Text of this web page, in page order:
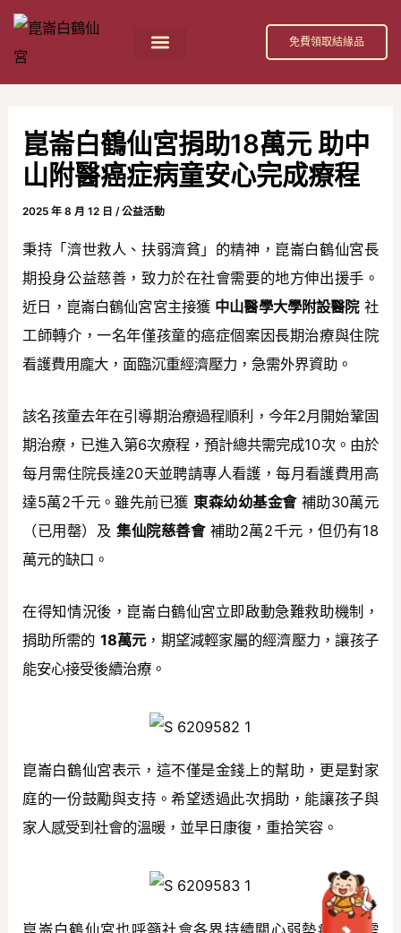
免費領取結緣品
崑崙白鶴仙宮捐助18萬元 助中
山附醫癌症病童安心完成療程
2025 年 8 月 12 日/公益活動
秉持「濟世救人、扶弱濟貧」的精神，崑崙白鶴仙宮長
期投身公益慈善，致力於在社會需要的地方伸出援手。
近日，崑崙白鶴仙宮宮主接獲 中山醫學大學附設醫院社
工師轉介，一名年僅孩童的癌症個案因長期治療與住院
看護費用龐大，面臨沉重經濟壓力，急需外界資助。
該名孩童去年在引導期治療過程順利，今年2月開始鞏固
期治療，已進入第6次療程，預計總共需完成10次。由於
每月需住院長達20天並聘請專人看護，每月看護費用高
達5萬2千元。雖先前已獲 東森幼幼基金會補助30萬元
（已用罄）及集仙院慈善會補助2萬2千元，但仍有18
萬元的缺口。
在得知情況後，崑崙白鶴仙宮立即啟動急難救助機制，
捐助所需的 18萬元，期望減輕家屬的經濟壓力，讓孩子
能安心接受後續治療。
崑崙白鶴仙宮表示，這不僅是金錢上的幫助，更是對家
庭的一份鼓勵與支持。希望透過此次捐助，能讓孩子與
家人感受到社會的溫暖，並早日康復，重拾笑容。
崑崙白鶴仙宮也呼籲社會各界持續關心弱勢病童的需
Post